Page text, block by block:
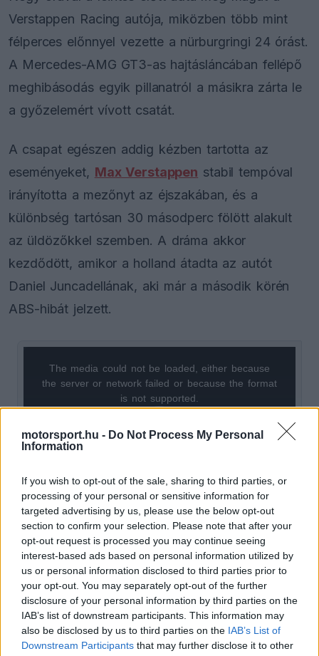
motorsport.hu - Do Not Process My Personal
Information
If you wish to opt-out of the sale, sharing to third parties, or
processing of your personal or sensitive information for
targeted advertising by us, please use the below opt-out
section to confirm your selection. Please note that after your
opt-out request is processed you may continue seeing
interest-based ads based on personal information utilized by
us or personal information disclosed to third parties prior to
your opt-out. You may separately opt-out of the further
disclosure of your personal information by third parties on the
IAB’s list of downstream participants. This information may
also be disclosed by us to third parties on the IAB’s List of
Downstream Participants that may further disclose it to other
Verstappen Racing autója, miközben több mint
félperces előnnyel vezette a nürburgringi 24 órást.
A Mercedes-AMG GT3-as hajtásláncában fellépő
meghibásodás egyik pillanatról a másikra zárta le
a győzelemért vívott csatát.
A csapat egészen addig kézben tartotta az
eseményeket, Max Verstappen stabil tempóval
irányította a mezőnyt az éjszakában, és a
különbség tartósan 30 másodperc fölött alakult
az üldözőkkel szemben. A dráma akkor
kezdődött, amikor a holland átadta az autót
Daniel Juncadellának, aki már a második körén
ABS-hibát jelzett.
loading.
modal
The media could not be loaded, either because
the server or network failed or because the format
is not supported.
Így omlott össze az élen álló autó
A történtek hátteréről a Mercedes-AMG
Motorsport ügyfélprogramjának vezetője beszélt,
aki részletesen felidézte a döntő perceket. „Nem
sokkal a versenyzőcsere után Juncadella jelezte,